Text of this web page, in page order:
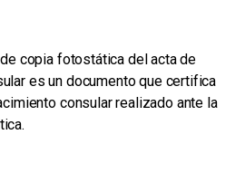
copia fotostática del acta de
es un documento que certifica
consular realizado ante la